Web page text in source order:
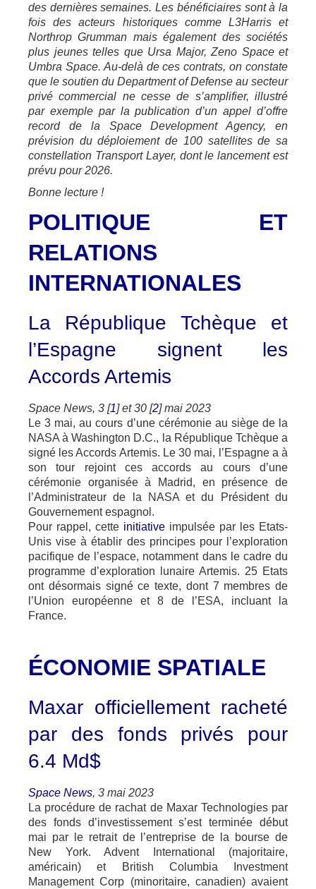
des dernières semaines. Les bénéficiaires sont à la
fois des acteurs historiques comme L3Harris et
Northrop Grumman mais également des sociétés
plus jeunes telles que Ursa Major, Zeno Space et
Umbra Space. Au-delà de ces contrats, on constate
que le soutien du Department of Defense au secteur
privé commercial ne cesse de s’amplifier, illustré
par exemple par la publication d’un appel d’offre
record de la Space Development Agency, en
prévision du déploiement de 100 satellites de sa
constellation Transport Layer, dont le lancement est
prévu pour 2026.
Bonne lecture !
POLITIQUE ET
RELATIONS
INTERNATIONALES
La République Tchèque et
l’Espagne signent les
Accords Artemis
Space News, 3 [1] et 30 [2] mai 2023
Le 3 mai, au cours d’une cérémonie au siège de la
NASA à Washington D.C., la République Tchèque a
signé les Accords Artemis. Le 30 mai, l’Espagne a à
son tour rejoint ces accords au cours d’une
cérémonie organisée à Madrid, en présence de
l’Administrateur de la NASA et du Président du
Gouvernement espagnol.
Pour rappel, cette initiative impulsée par les Etats-
Unis vise à établir des principes pour l’exploration
pacifique de l’espace, notamment dans le cadre du
programme d’exploration lunaire Artemis. 25 Etats
ont désormais signé ce texte, dont 7 membres de
l’Union européenne et 8 de l’ESA, incluant la
France.
ÉCONOMIE SPATIALE
Maxar officiellement racheté
par des fonds privés pour
6.4 Md$
Space News, 3 mai 2023
La procédure de rachat de Maxar Technologies par
des fonds d’investissement s’est terminée début
mai par le retrait de l’entreprise de la bourse de
New York. Advent International (majoritaire,
américain) et British Columbia Investment
Management Corp (minoritaire, canadien) avaient